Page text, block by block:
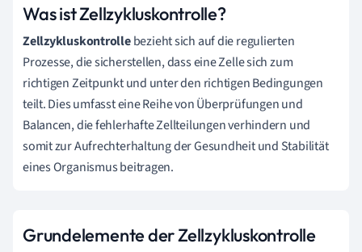
Was ist Zellzykluskontrolle?
Zellzykluskontrollebezieht sich auf die regulierten
Prozesse, die sicherstellen, dass eine Zelle sich zum
richtigen Zeitpunkt und unter den richtigen Bedingungen
teilt. Dies umfasst eine Reihe von Überprüfungen und
Balancen, die fehlerhafte Zellteilungen verhindern und
somit zur Aufrechterhaltung der Gesundheit und Stabilität
eines Organismus beitragen.
Grundelemente der Zellzykluskontrolle